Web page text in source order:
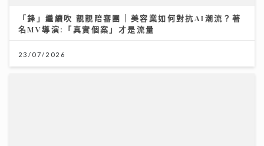
「鋒」繼續吹 靚靚陪審團 | 美容業如何對抗AI潮流？著
名MV導演:「真實個案」才是流量
23/07/2026